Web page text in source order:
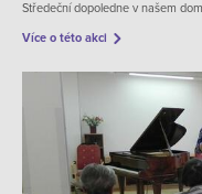
Středeční dopoledne v našem
Více o této akci